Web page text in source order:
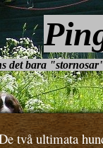
det bara
två ultimata